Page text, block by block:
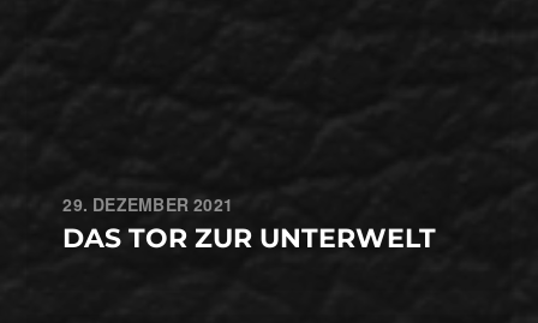
29. DEZEMBER 2021
DAS TOR ZUR UNTERWELT